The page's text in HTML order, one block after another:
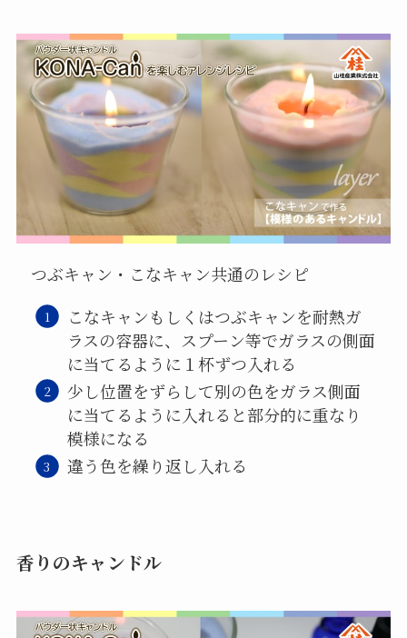
つぶキャン・こなキャン共通のレシピ
こなキャンもしくはつぶキャンを耐熱ガ
ラスの容器に、スプーン等でガラスの側面
に当てるように１杯ずつ入れる
少し位置をずらして別の色をガラス側面
に当てるように入れると部分的に重なり
模様になる
違う色を繰り返し入れる
香りのキャンドル